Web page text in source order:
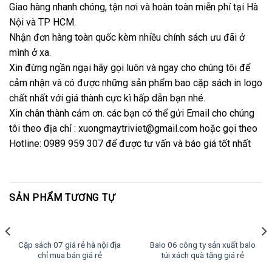
Giao hàng nhanh chóng, tận nơi và hoàn toàn miễn phí tại Hà
Nội và TP HCM.
Nhận đơn hàng toàn quốc kèm nhiều chính sách ưu đãi ở
mình ở xa.
Xin đừng ngần ngại hãy gọi luôn và ngay cho chúng tôi để
cảm nhận và có được những sản phẩm bao cặp sách in logo
chất nhất với giá thành cực kì hấp dẫn bạn nhé.
Xin chân thành cảm ơn. các bạn có thể gửi Email cho chúng
tôi theo địa chỉ : xuongmaytriviet@gmail.com hoặc gọi theo
Hotline: 0989 959 307 để được tư vấn và báo giá tốt nhất
SẢN PHẨM TƯƠNG TỰ
Cặp sách 07 giá rẻ hà nội địa
chỉ mua bán giá rẻ
Balo 06 công ty sản xuất balo
túi xách quà tặng giá rẻ